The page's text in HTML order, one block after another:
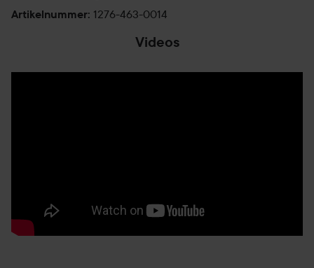
Enkel applicering:
3. Vänta: Låt blandningen verka i 20–30 minuter
rekommenderas för mellanbrunt till svart hår. Denna nyans
passar även för upp till 100 % grått hår. För långt eller tjockt
Artikelnummer: 1276-463-0014
Videos